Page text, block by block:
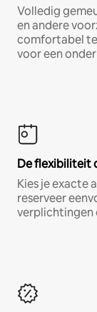
Volledig
en andere
comfortabel
voor een
De flexibiliteit
Kies je exacte
reserveer
verplichtingen